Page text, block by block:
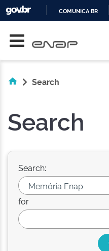
COMUNICA BR
Search
Search
Search:
for